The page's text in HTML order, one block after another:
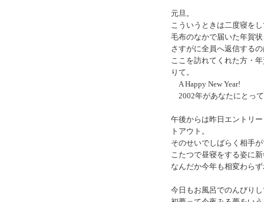
元旦。
こういうときは二度寝を
毛布のなかで届いた年賀
さすがに全員へ返信する
ここを訪れてくれた方・
りて。
A Happy New Year!
2002年があなたにとっ
午後からは昨日エントリ
トアウト。
そのせいでしばらく相手
こたつで昼寝をする姿に
なんだか今年も相変わら
今日もお風呂でのんびり